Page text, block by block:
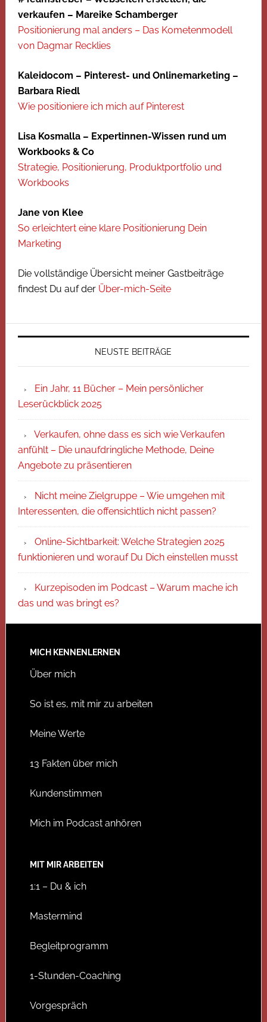
verkaufen – Mareike Schamberger
Positionierung mal anders – Das Kometenmodell
von Dagmar Recklies
Kaleidocom – Pinterest- und Onlinemarketing –
Barbara Riedl
Wie positioniere ich mich auf Pinterest
Lisa Kosmalla – Expertinnen-Wissen rund um
Workbooks & Co
Strategie, Positionierung, Produktportfolio und
Workbooks
Jane von Klee
So erleichtert eine klare Positionierung Dein
Marketing
Die vollständige Übersicht meiner Gastbeiträge
findest Du auf der Über-mich-Seite
NEUSTE BEITRÄGE
Ein Jahr, 11 Bücher – Mein persönlicher
Leserückblick 2025
Verkaufen, ohne dass es sich wie Verkaufen
anfühlt – Die unaufdringliche Methode, Deine
Angebote zu präsentieren
Nicht meine Zielgruppe – Wie umgehen mit
Interessenten, die offensichtlich nicht passen?
Online-Sichtbarkeit: Welche Strategien 2025
funktionieren und worauf Du Dich einstellen musst
Kurzepisoden im Podcast – Warum mache ich
das und was bringt es?
MICH KENNENLERNEN
Über mich
So ist es, mit mir zu arbeiten
Meine Werte
13 Fakten über mich
Kundenstimmen
Mich im Podcast anhören
MIT MIR ARBEITEN
1:1 – Du & ich
Mastermind
Begleitprogramm
1-Stunden-Coaching
Vorgespräch